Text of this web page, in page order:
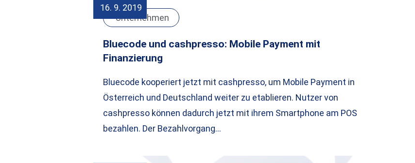
16. 9. 2019
Unternehmen
Bluecode und cashpresso: Mobile Payment mit
Finanzierung
Bluecode kooperiert jetzt mit cashpresso, um Mobile Payment in
Österreich und Deutschland weiter zu etablieren. Nutzer von
cashpresso können dadurch jetzt mit ihrem Smartphone am POS
bezahlen. Der Bezahlvorgang…